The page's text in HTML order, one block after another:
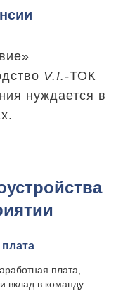
V.I.-ТОК
нуждается в
плата,
вклад в команду.